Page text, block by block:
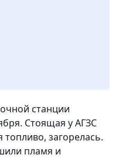
станции
Стоящая у АГЗС
загорелась.
пламя и